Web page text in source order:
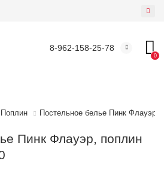
8-962-158-25-78
0
Поплин Постельное белье Пинк Флауэр,
Пинк Флауэр, поплин